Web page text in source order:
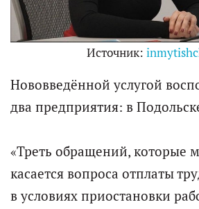
Источник:
Нововведённой услугой
два предприятия: в
«Треть обращений, которые
касается вопроса отплаты
в условиях приостановки